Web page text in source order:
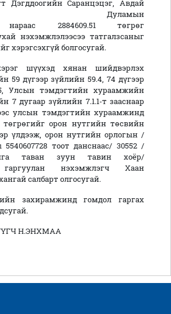
Дэгддоогийн Саранцэцэг, Авдай
Дуламын
нараас 2884609.51 төгрөг
нэхэмжлэлээсээ татгалзсаныг
хэрэгсэхгүй болгосугай.
шүүхэд хянан шийдвэрлэх
59 дүгээр зүйлийн 59.4, 74 дүгээр
Улсын тэмдэгтийн хураамжийн
7 дугаар зүйлийн 7.1.1-т зааснаар
улсын тэмдэгтийн хураамжинд
төгрөгийг орон нутгийн төсвийн
үлдээж, орон нутгийн орлогын /
тоот данснаас/ 30552 /
таван зуун тавин хоёр/
гаргуулан нэхэмжлэгч Хаан
салбарт олгосугай.
захирамжинд гомдол гаргах
Н.ЭНХМАА